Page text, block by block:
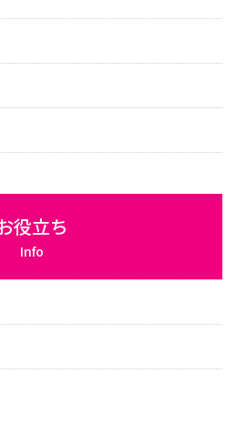
役立ち
Info